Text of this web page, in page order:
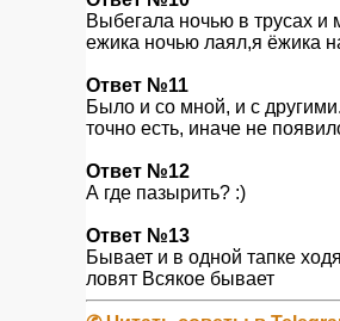
Выбегала ночью в трусах и
ежика ночью лаял,я ёжика
Ответ №11
Было и со мной, и с
точно есть, иначе не
Ответ №12
А где пазырить? :)
Ответ №13
Бывает и в одной тапке
ловят Всякое бывает